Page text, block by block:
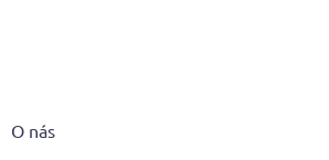
O nás